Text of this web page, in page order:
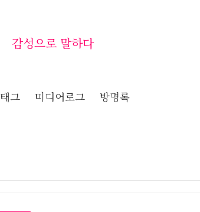
감성으로 말하다
태그 미디어로그 방명록